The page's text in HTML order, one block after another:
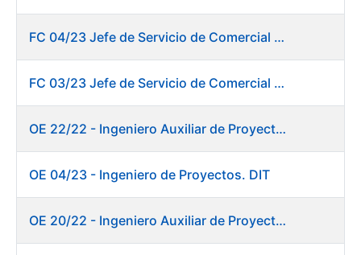
Mostrar/Ocultar
Mostrar/Ocultar
FC 04/23 Jefe de Servicio de Comercial de Productos Gráficos
FC 03/23 Jefe de Servicio de Comercial de Documentos de Identificación y Tarjetas y Servicios Digitales
OE 22/22 - Ingeniero Auxiliar de Proyectos. DIT
OE 04/23 - Ingeniero de Proyectos. DIT
OE 20/22 - Ingeniero Auxiliar de Proyectos. Informática